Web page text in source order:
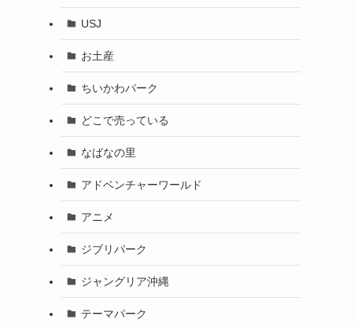
USJ
お土産
ちいかわパーク
どこで売っている
なばなの里
アドベンチャーワールド
アニメ
ジブリパーク
ジャングリア沖縄
テーマパーク